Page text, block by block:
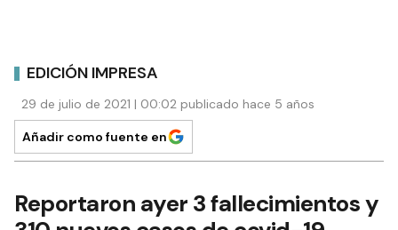
EDICIÓN IMPRESA
29 de julio de 2021 | 00:02 publicado hace 5 años
Añadir como fuente en
Reportaron ayer 3 fallecimientos y